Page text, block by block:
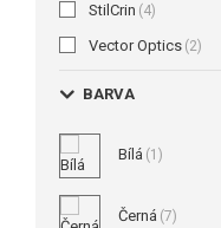
StilCrin (4)
Vector Optics (2)
BARVA
Bílá (1)
Černá (7)